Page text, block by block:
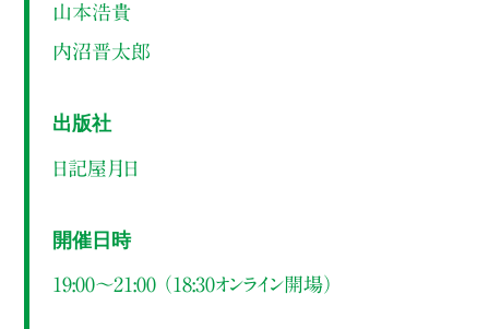
山本浩貴
内沼晋太郎
出版社
日記屋月日
開催日時
19:00～21:00 （18:30オンライン開場）